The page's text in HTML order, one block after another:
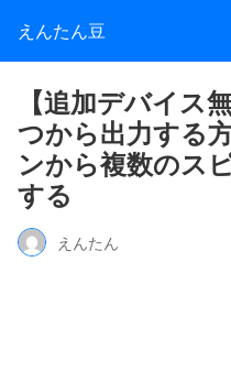
えんたん豆
【追加デバイス
つから出力する
ンから複数のス
する
えんたん